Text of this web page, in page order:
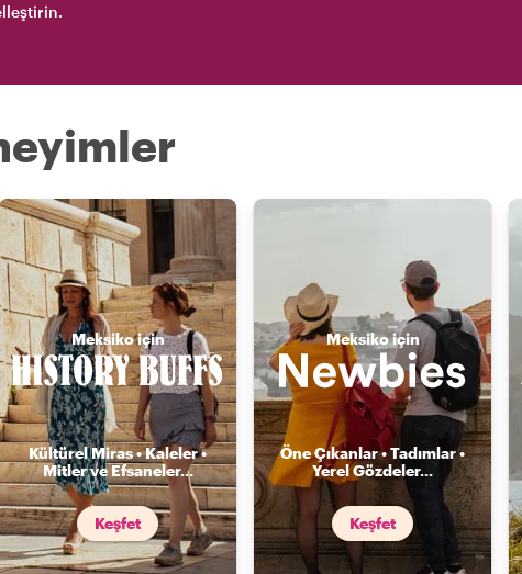
Meksiko için
Kültürel Miras • Kaleler •
Mitler ve Efsaneler...
Keşfet
Meksiko için
Öne Çıkanlar • Tadımlar •
Yerel Gözdeler...
Keşfet